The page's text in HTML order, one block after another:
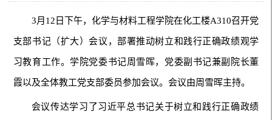
3月12日下午，化学与材料工程学院在化工楼A310召开党
支部书记（扩大）会议，部署推动树立和践行正确政绩观学
习教育工作。学院党委书记周雪晖，党委副书记兼副院长董
霞以及全体教工党支部委员参加会议。会议由周雪晖主持。
会议传达学习了习近平总书记关于树立和践行正确政绩